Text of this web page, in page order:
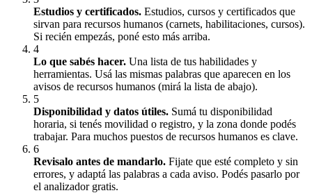
Estudios y certificados. Estudios, cursos y certificados que
sirvan para recursos humanos (carnets, habilitaciones, cursos).
Si recién empezás, poné esto más arriba.
4
Lo que sabés hacer. Una lista de tus habilidades y
herramientas. Usá las mismas palabras que aparecen en los
avisos de recursos humanos (mirá la lista de abajo).
5
Disponibilidad y datos útiles. Sumá tu disponibilidad
horaria, si tenés movilidad o registro, y la zona donde podés
trabajar. Para muchos puestos de recursos humanos es clave.
6
Revisalo antes de mandarlo. Fijate que esté completo y sin
errores, y adaptá las palabras a cada aviso. Podés pasarlo por
el analizador gratis.